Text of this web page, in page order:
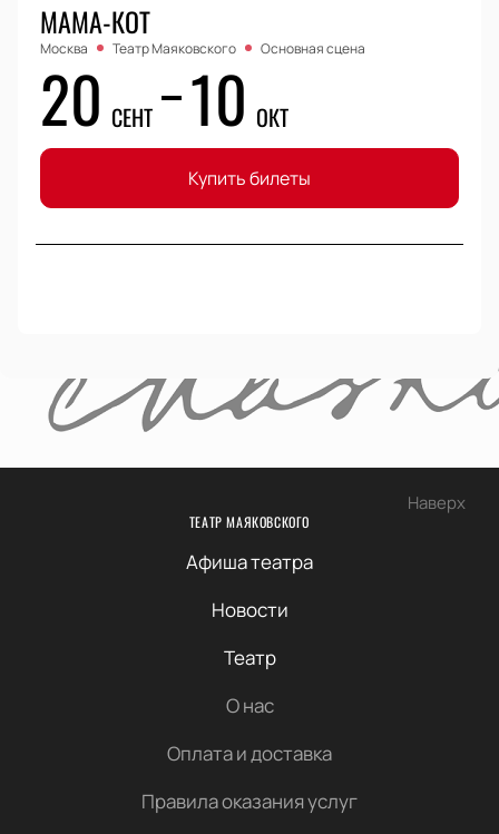
МАМА-КОТ
Москва Театр Маяковского Основная сцена
20 СЕНТ 10 ОКТ
Купить билеты
Наверх
ТЕАТР МАЯКОВСКОГО
Афиша театра
Новости
Театр
О нас
Оплата и доставка
Правила оказания услуг